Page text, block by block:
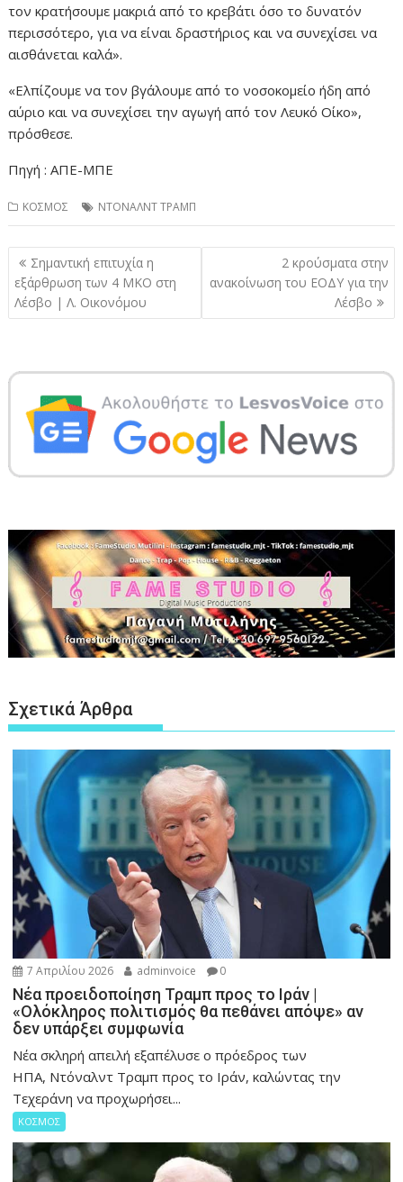
τον κρατήσουμε μακριά από το κρεβάτι όσο το δυνατόν
περισσότερο, για να είναι δραστήριος και να συνεχίσει να
αισθάνεται καλά».
«Ελπίζουμε να τον βγάλουμε από το νοσοκομείο ήδη από
αύριο και να συνεχίσει την αγωγή από τον Λευκό Οίκο»,
πρόσθεσε.
Πηγή : ΑΠΕ-ΜΠΕ
ΚΟΣΜΟΣ ΝΤΟΝΑΛΝΤ ΤΡΑΜΠ
Πλοήγηση
άρθρων
Σημαντική επιτυχία η
εξάρθρωση των 4 ΜΚΟ στη
Λέσβο | Λ. Οικονόμου
2 κρούσματα στην
ανακοίνωση του ΕΟΔΥ για την
Λέσβο
Σχετικά Άρθρα
7 Απριλίου 2026 adminvoice 0
Νέα προειδοποίηση Τραμπ προς το Ιράν |
«Ολόκληρος πολιτισμός θα πεθάνει απόψε» αν
δεν υπάρξει συμφωνία
Νέα σκληρή απειλή εξαπέλυσε ο πρόεδρος των
ΗΠΑ, Ντόναλντ Τραμπ προς το Ιράν, καλώντας την
Τεχεράνη να προχωρήσει...
ΚΟΣΜΟΣ